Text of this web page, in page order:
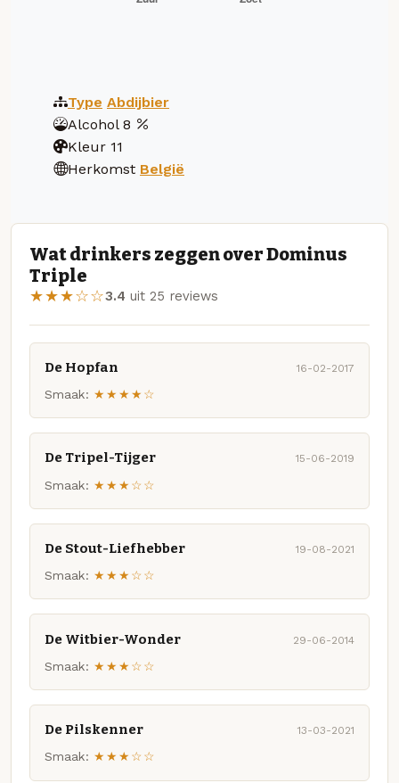
Type Abdijbier
Alcohol 8
Kleur 11
Herkomst België
Wat drinkers zeggen over Dominus
Triple
★★★☆☆3.4 uit 25 reviews
De Hopfan 16-02-2017
Smaak: ★★★★☆
De Tripel-Tijger 15-06-2019
Smaak: ★★★☆☆
De Stout-Liefhebber 19-08-2021
Smaak: ★★★☆☆
De Witbier-Wonder 29-06-2014
Smaak: ★★★☆☆
De Pilskenner 13-03-2021
Smaak: ★★★☆☆